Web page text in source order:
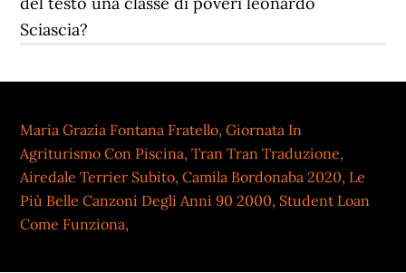
Sciascia?
Maria Grazia Fontana Fratello,Giornata In
Agriturismo Con Piscina,Tran Tran Traduzione,
Airedale Terrier Subito,Camila Bordonaba 2020, Le
Più Belle Canzoni Degli Anni 90 2000, Student Loan
Come Funziona,